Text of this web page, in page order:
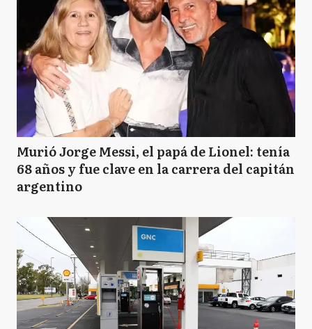
Murió Jorge Messi, el papá de Lionel: tenía
68 años y fue clave en la carrera del capitán
argentino